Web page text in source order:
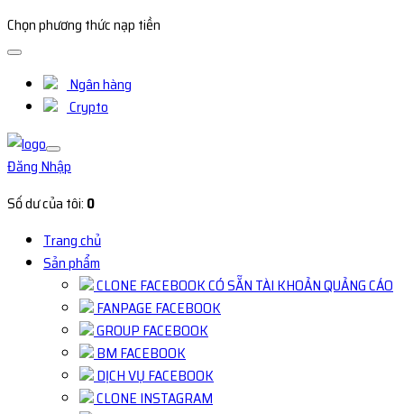
Chọn phương thức nạp tiền
Ngân hàng
Crypto
Đăng Nhập
Số dư của tôi: 0
Trang chủ
Sản phẩm
CLONE FACEBOOK CÓ SẴN TÀI KHOẢN QUẢNG CÁO
FANPAGE FACEBOOK
GROUP FACEBOOK
BM FACEBOOK
DỊCH VỤ FACEBOOK
CLONE INSTAGRAM